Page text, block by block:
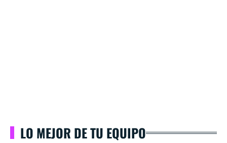
LO MEJOR DE TU EQUIPO